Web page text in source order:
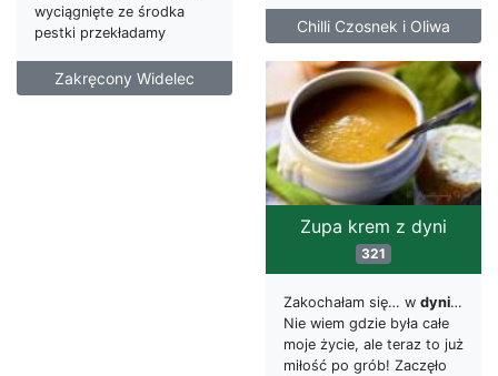
Chilli Czosnek i Oliwa
wyciągnięte ze środka
pestki przekładamy
Zakręcony Widelec
Zupa krem z dyni
321
Zakochałam się… w dyni…
Nie wiem gdzie była całe
moje życie, ale teraz to już
miłość po grób! Zaczęło